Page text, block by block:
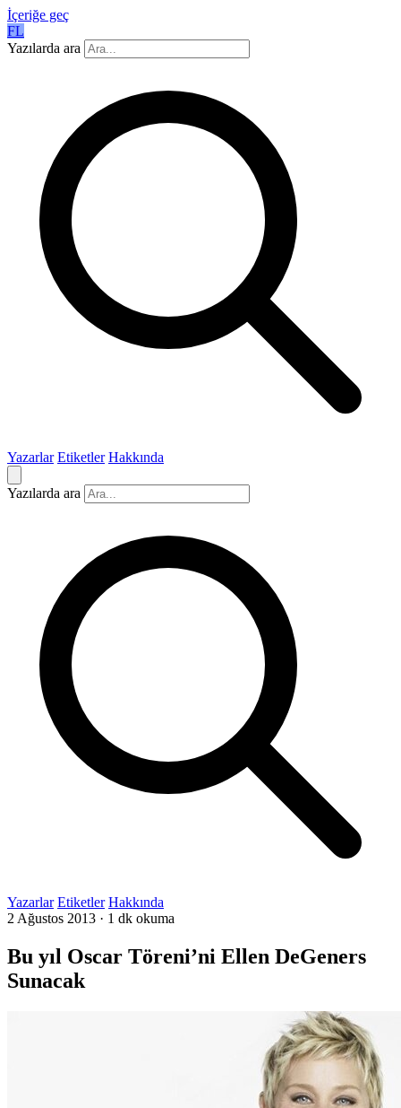
İçeriğe geç
FL
Yazılarda ara
Yazarlar Etiketler Hakkında
Yazılarda ara
Yazarlar Etiketler Hakkında
2 Ağustos 2013 · 1 dk okuma
Bu yıl Oscar Töreni’ni Ellen DeGeners
Sunacak